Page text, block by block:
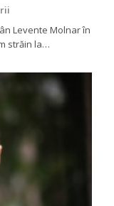
Levente Molnar în
străin la…